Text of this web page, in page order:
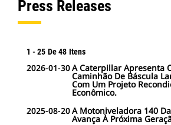
Press Releases
1 -25 De48 Itens
2026-01-30A Caterpillar Apresenta
Caminhão De Báscula
Com Um Projeto
Econômico.
2025-08-20A Motoniveladora 140
Avança À Próxima